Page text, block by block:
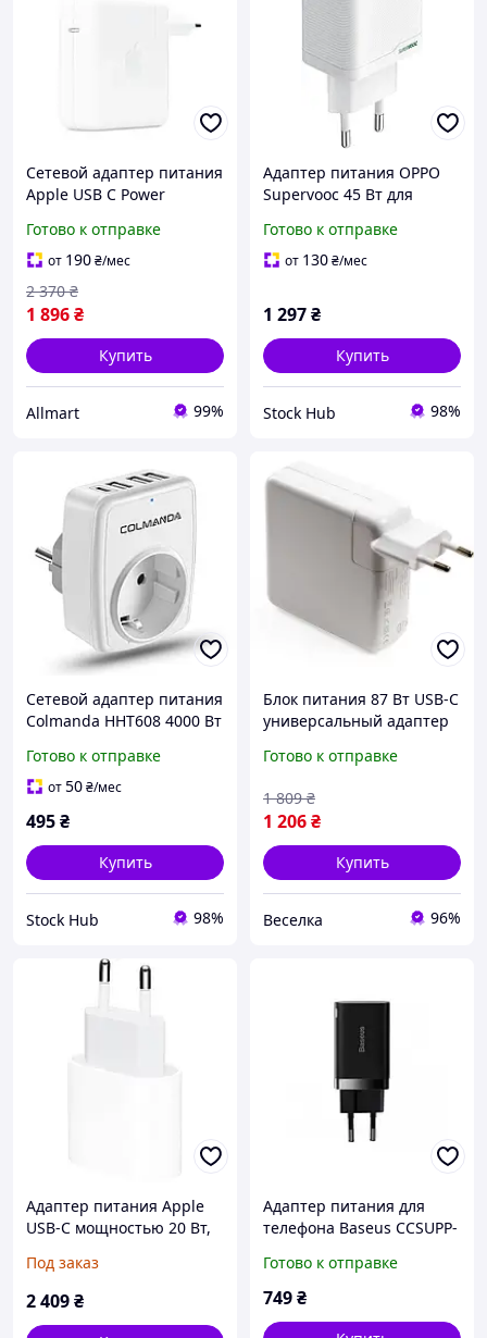
Сетевой адаптер питания
Apple USB C Power
устройство для MacBook
Pro Air iPad iPhone
Готово к отправке
от 190₴/мес
1 896₴
2 370 ₴
Купить
Allmart 99%
Адаптер питания OPPO
Supervooc 45 Вт для
смартфонов с USB Type-C
и USB-A
Готово к отправке
от 130₴/мес
1 297₴
Купить
Stock Hub 98%
Сетевой адаптер питания
Colmanda HHT608 4000 Вт
портом Type-C
Готово к отправке
от50₴/мес
495₴
Купить
Stock Hub 98%
Блок питания 87 Вт USB-C
универсальный адаптер
мобильных устройств с
FLAME
Готово к отправке
1 206₴
1 809 ₴
Купить
Веселка 96%
Адаптер питания Apple
USB-C мощностью 20 Вт,
мощностью 20 Вт, 1 порт
USB-C® Home
Под заказ
2 409₴
Адаптер питания для
телефона Baseus CCSUPP-
Quick Charge, USB-C, USB-
A, 30 Вт
Готово к отправке
749₴